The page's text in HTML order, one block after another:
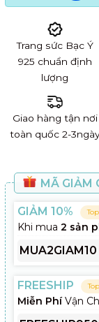
Trang sức Bạc Ý
925 chuẩn định
lượng
Giao hàng tận nơi
toàn quốc 2-
MÃ GIẢM
GIẢM 10%
Khi mua 2 sản
MUA2GIAM10
FREESHIP
Miễn PhíVận